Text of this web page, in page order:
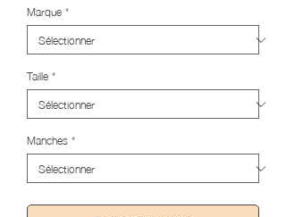
Marque*
Taille*
Manches*